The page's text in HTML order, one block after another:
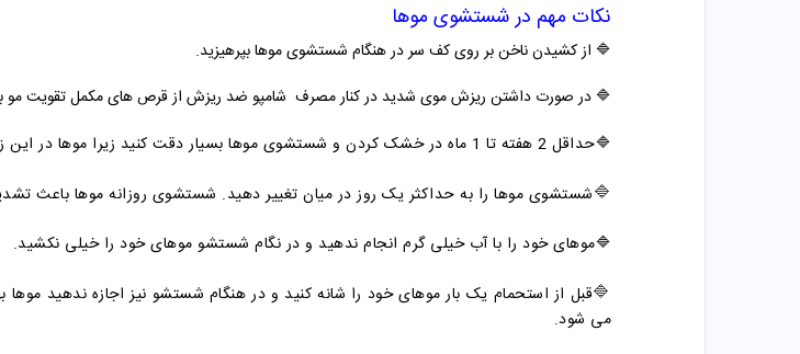
نکات مهم در شستشوی موها
🔷 از کشیدن ناخن بر روی کف سر در هنگام شستشوی موها بپرهیزید.
🔷 در صورت داشتن ریزش موی شدید در کنار مصرف شامپو ضد ریزش از قرص های مکمل تقویت مو
🔷حداقل 2 هفته تا 1 ماه در خشک کردن و شستشوی موها بسیار دقت کنید زیرا موها در این زمان خیلی آسیب پذیر تر هستند.
🔷شستشوی موها را به حداکثر یک روز در میان تغییر دهید. شستشوی روزانه موها باعث
🔷موهای خود را با آب خیلی گرم انجام ندهید و در نگام شستشو موهای خود را خیلی نکشید.
🔷قبل از استحمام یک بار موهای خود را شانه کنید و در هنگام شستشو نیز اجازه ندهید
می شود.